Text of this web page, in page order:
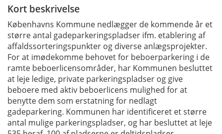
Kort beskrivelse
Københavns Kommune nedlægger de kommende år et
større antal gadeparkeringspladser ifm. etablering af
affaldssorteringspunkter og diverse anlægsprojekter.
For at imødekomme behovet for beboerparkering i de
ramte beboerlicensområder, har Kommunen besluttet
at leje ledige, private parkeringspladser og give
beboere med aktiv beboerlicens mulighed for at
benytte dem som erstatning for nedlagt
gadeparkering. Kommunen har identificeret et større
antal mulige parkeringspladser, og har besluttet at leje